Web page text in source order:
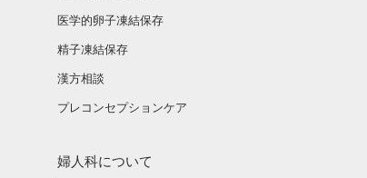
医学的卵子凍結保存
精子凍結保存
漢方相談­
プレコンセプションケア
婦人科について